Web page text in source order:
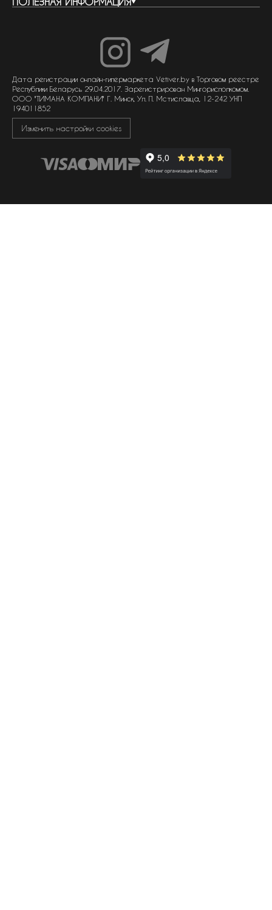
женская парфюмерия
мужская парфюмерия
унисекс парфюмерия
о компании
доставка и оплата
как совершить покупку
политика обработки персональных данных
политика обработки файлов cookie
Дата регистрации онлайн-гипермаркета Vetiver.by в Торговом реестре
Республики Беларусь 29.04.2017. Зарегистрирован Мингорисполкомом.
ООО "ТИМАНА КОМПАНИ" Г. Минск, Ул. П. Мстиславца, 12-242 УНП
194011852
Изменить настройки cookies